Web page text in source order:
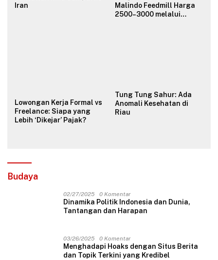
Iran
Malindo Feedmill Harga
2500–3000 melalui
Lowongan Kerja Formal vs
Freelance: Siapa yang
Lebih ‘Dikejar’ Pajak?
Tung Tung Sahur: Ada
Anomali Kesehatan di
Riau
Budaya
02/27/2025 0 Komentar
Dinamika Politik Indonesia dan Dunia,
Tantangan dan Harapan
03/26/2025 0 Komentar
Menghadapi Hoaks dengan Situs Berita
dan Topik Terkini yang Kredibel